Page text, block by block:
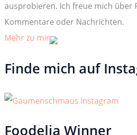
ausprobieren. Ich freue mich über
Kommentare oder Nachrichten.
Mehr zu mir
Finde mich auf
Foodelia Winner